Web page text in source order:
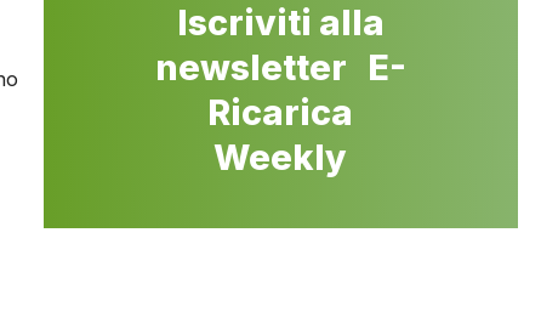
Iscriviti alla
newsletter E-
Ricarica
Weekly